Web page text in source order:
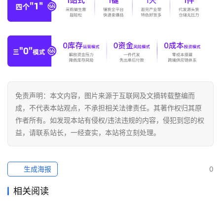
球
跨
境
科
社
媒
境
免责声明：本文内容，图片来源于互联网及文摘转载整编而
成，不代表本站观点，不承担相关法律责任。其著作权归其原
作者所有。如发现本站有侵权/违法违规的内容，侵犯到您的权
益，请联系站长，一经查实，本站将立刻处理。
0
生成海报
相关阅读